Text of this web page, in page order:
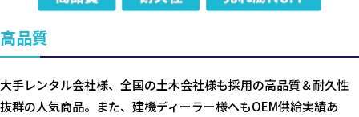
高品質
大手レンタル会社様、全国の土木会社様も採用の高品質＆耐久性
抜群の人気商品。また、建機ディーラー様へもOEM供給実績あ